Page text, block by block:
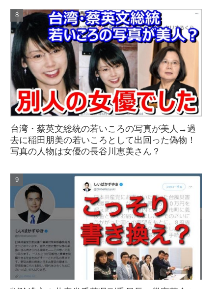
台湾・蔡英文総統の若いころの写真が美人→過
去に稲田朋美の若いころとして出回った偽物！
写真の人物は女優の長谷川恵美さん？